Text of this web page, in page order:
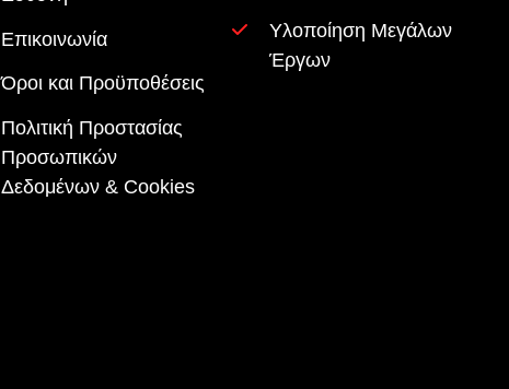
Επικοινωνία
Όροι και Προϋποθέσεις
Πολιτική Προστασίας
Προσωπικών
Δεδομένων & Cookies
Υλοποίηση Μεγάλων
Έργων